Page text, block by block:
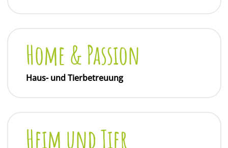
Home & Passion
Haus- und Tierbetreuung
Heim und Tier